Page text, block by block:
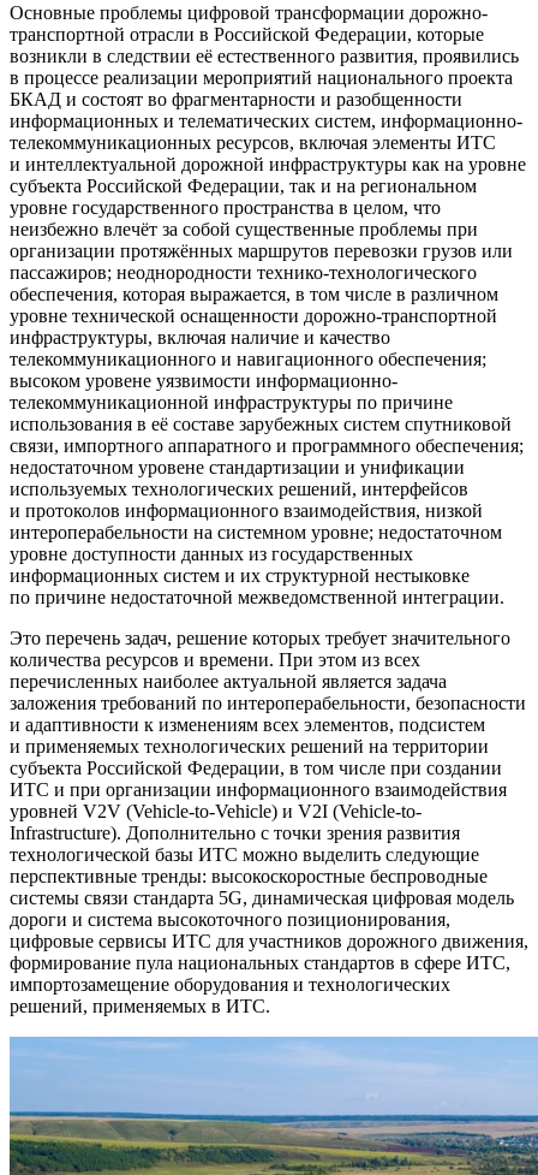
Основные проблемы цифровой трансформации дорожно-
транспортной отрасли в Российской Федерации, которые
возникли в следствии её естественного развития, проявились
в процессе реализации мероприятий национального проекта
БКАД и состоят во фрагментарности и разобщенности
информационных и телематических систем, информационно-
телекоммуникационных ресурсов, включая элементы ИТС
и интеллектуальной дорожной инфраструктуры как на уровне
субъекта Российской Федерации, так и на региональном
уровне государственного пространства в целом, что
неизбежно влечёт за собой существенные проблемы при
организации протяжённых маршрутов перевозки грузов или
пассажиров; неоднородности технико-технологического
обеспечения, которая выражается, в том числе в различном
уровне технической оснащенности дорожно-транспортной
инфраструктуры, включая наличие и качество
телекоммуникационного и навигационного обеспечения;
высоком уровене уязвимости информационно-
телекоммуникационной инфраструктуры по причине
использования в её составе зарубежных систем спутниковой
связи, импортного аппаратного и программного обеспечения;
недостаточном уровене стандартизации и унификации
используемых технологических решений, интерфейсов
и протоколов информационного взаимодействия, низкой
интероперабельности на системном уровне; недостаточном
уровне доступности данных из государственных
информационных систем и их структурной нестыковке
по причине недостаточной межведомственной интеграции.
Это перечень задач, решение которых требует значительного
количества ресурсов и времени. При этом из всех
перечисленных наиболее актуальной является задача
заложения требований по интероперабельности, безопасности
и адаптивности к изменениям всех элементов, подсистем
и применяемых технологических решений на территории
субъекта Российской Федерации, в том числе при создании
ИТС и при организации информационного взаимодействия
уровней V2V (Vehicle-to-Vehicle) и V2I (Vehicle-to-
Infrastructure). Дополнительно с точки зрения развития
технологической базы ИТС можно выделить следующие
перспективные тренды: высокоскоростные беспроводные
системы связи стандарта 5G, динамическая цифровая модель
дороги и система высокоточного позиционирования,
цифровые сервисы ИТС для участников дорожного движения,
формирование пула национальных стандартов в сфере ИТС,
импортозамещение оборудования и технологических
решений, применяемых в ИТС.